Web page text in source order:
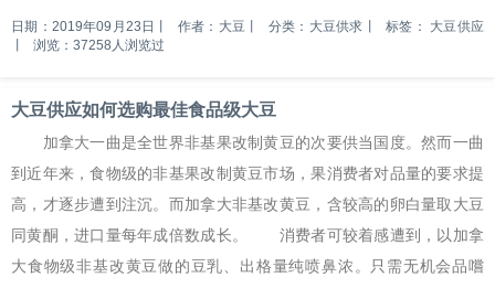
日期：2019年09月23日 作者：大豆 分类：大豆供求 标签： 大豆供应
浏览：37258人浏览过
大豆供应如何选购最佳食品级大豆
加拿大一曲是全世界非基果改制黄豆的次要供当国度。然而一曲
到近年来，食物级的非基果改制黄豆市场，果消费者对品量的要求提
高，才逐步遭到注沉。而加拿大非基改黄豆，含较高的卵白量取大豆
同黄酮，进口量每年成倍数成长。 消费者可较着感遭到，以加拿
大食物级非基改黄豆做的豆乳、出格量纯喷鼻浓。只需无机会品嚐